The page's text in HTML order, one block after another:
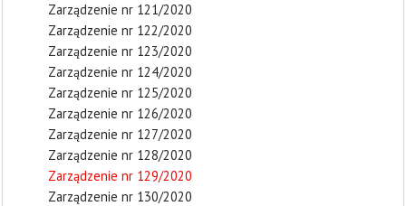
Zarządzenie nr 121/2020
Zarządzenie nr 122/2020
Zarządzenie nr 123/2020
Zarządzenie nr 124/2020
Zarządzenie nr 125/2020
Zarządzenie nr 126/2020
Zarządzenie nr 127/2020
Zarządzenie nr 128/2020
Zarządzenie nr 129/2020
Zarządzenie nr 130/2020